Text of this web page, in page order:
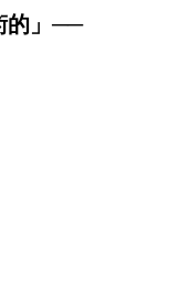
的」──